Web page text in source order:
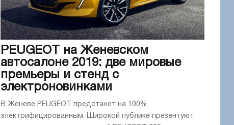
PEUGEOT на Женевском
автосалоне 2019: две мировые
премьеры и стенд с
электроновинками
В Женеве PEUGEOT предстанет на 100%
электрифицированным. Широкой публике презентуют